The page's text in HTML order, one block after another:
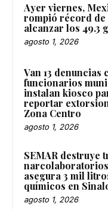
Ayer viernes,
rompió récord de
alcanzar los 49.3
agosto 1, 2026
Van 13 denuncias
funcionarios
instalan kiosco
reportar
Zona Centro
agosto 1, 2026
SEMAR destruye
asegura 3 mil
químicos en
agosto 1, 2026